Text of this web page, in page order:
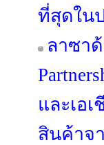
ที่สุดใน
ลาซา
และเอ
สินค้าจ